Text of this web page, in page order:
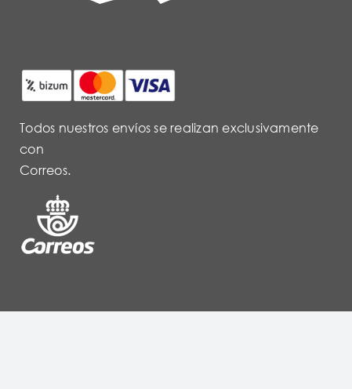
Todos nuestros envíos se realizan exclusivamente
con
Correos.